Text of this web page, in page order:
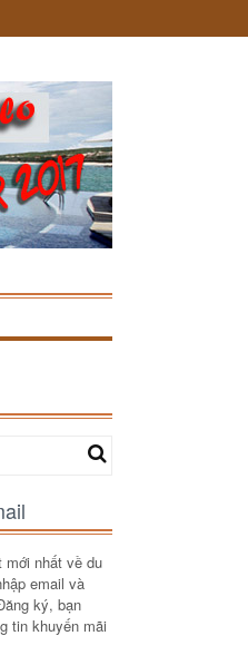
mới nhất về du
email và
ký, bạn
tin khuyến mãi